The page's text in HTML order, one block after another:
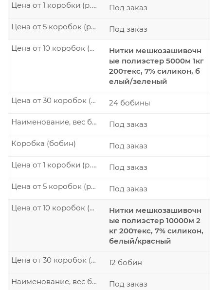
Под заказ
Цена от 1 коробки (р./шт.)
Под заказ
Цена от 5 коробок (р./шт.)
Нитки мешкозашивочн
ые полиэстер 5000м 1кг
200текс, 7% силикон, б
елый/зеленый
Цена от 10 коробок (р./шт.)
24 бобины
Цена от 30 коробок (р./шт.)
Под заказ
Наименование, вес бобины
Под заказ
Коробка (бобин)
Под заказ
Цена от 1 коробки (р./шт.)
Под заказ
Цена от 5 коробок (р./шт.)
Нитки мешкозашивочн
ые полиэстер 10000м 2
кг 200текс, 7% силикон,
белый/красный
Цена от 10 коробок (р./шт.)
12 бобин
Цена от 30 коробок (р./шт.)
Под заказ
Наименование, вес бобины